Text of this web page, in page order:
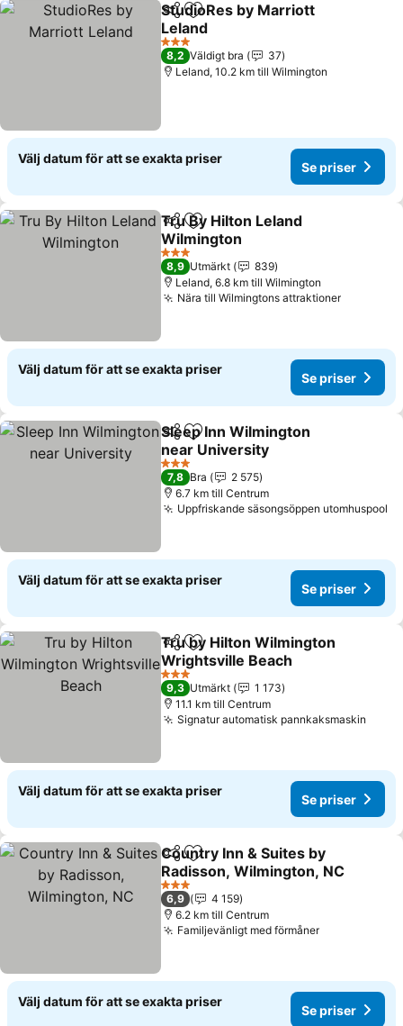
Dela Lägg till i Mina Favoriter
StudioRes by Marriott
Leland
Se priser
3 Stjärnor
8,2 Väldigt bra
37
Leland, 10.2 km till Wilmington
Välj datum för att se exakta priser
Se priser
Dela Lägg till i Mina Favoriter
Tru By Hilton Leland
Wilmington
Se priser
3 Stjärnor
8,9 Utmärkt
839
Leland, 6.8 km till Wilmington
Nära till Wilmingtons attraktionerSe priser
Välj datum för att se exakta priser
Se priser
Dela Lägg till i Mina Favoriter
Sleep Inn Wilmington
near University
Se priser
3 Stjärnor
7,8 Bra
2 575
6.7 km till Centrum
Uppfriskande säsongsöppen utomhuspool
Välj datum för att se exakta priser
Se priser
Dela Lägg till i Mina Favoriter
Tru by Hilton Wilmington
Wrightsville Beach
Se priser
3 Stjärnor
9,3 Utmärkt
1 173
11.1 km till Centrum
Signatur automatisk pannkaksmaskin
Välj datum för att se exakta priser
Se priser
Dela Lägg till i Mina Favoriter
Country Inn & Suites by
Radisson, Wilmington, NC
Se priser
3 Stjärnor
6,9
4 159
6.2 km till Centrum
Familjevänligt med förmånerSe priser
Välj datum för att se exakta priser
Se priser